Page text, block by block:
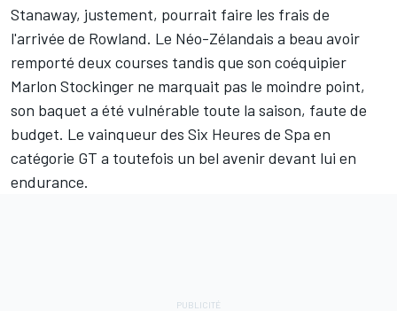
Stanaway, justement, pourrait faire les frais de
l'arrivée de Rowland. Le Néo-Zélandais a beau avoir
remporté deux courses tandis que son coéquipier
Marlon Stockinger ne marquait pas le moindre point,
son baquet a été vulnérable toute la saison, faute de
budget. Le vainqueur des Six Heures de Spa en
catégorie GT a toutefois un bel avenir devant lui en
endurance.